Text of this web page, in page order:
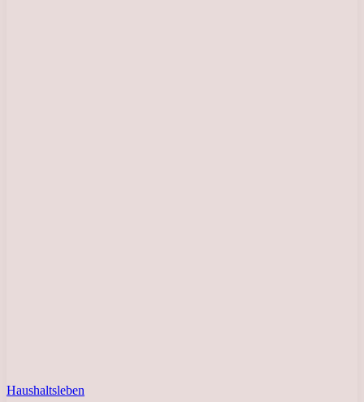
Haushaltsleben